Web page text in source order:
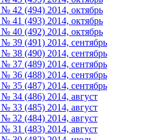
42 (494) 2014, октябрь
41 (493) 2014, октябрь
40 (492) 2014, октябрь
39 (491) 2014, сентябрь
38 (490) 2014, сентябрь
37 (489) 2014, сентябрь
36 (488) 2014, сентябрь
35 (487) 2014, сентябрь
34 (486) 2014, август
33 (485) 2014, август
32 (484) 2014, август
31 (483) 2014, август